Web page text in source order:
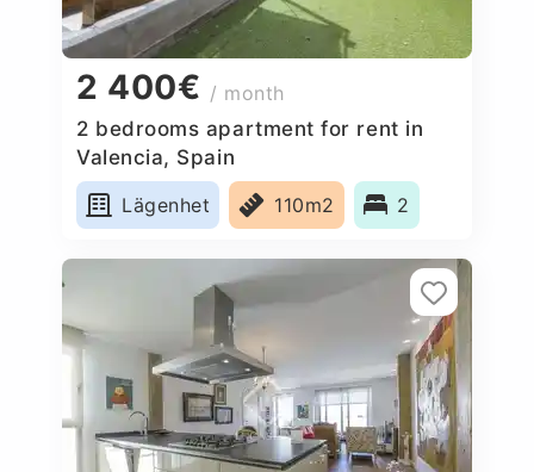
2 400€ / month
2 bedrooms apartment for rent in
Valencia, Spain
Lägenhet
110m2 2